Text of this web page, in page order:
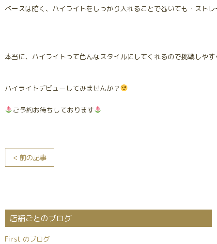
ベースは暗く、ハイライトをしっかり入れることで巻いても・スト
本当に、ハイライトって色んなスタイルにしてくれるので挑戦しや
ハイライトデビューしてみませんか？
ご予約お待ちしております
< 前の記事
店舗ごとのブログ
First のブログ